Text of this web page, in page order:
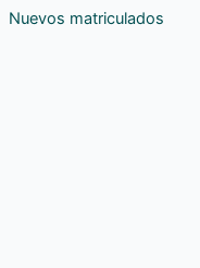
Nuevos matriculados